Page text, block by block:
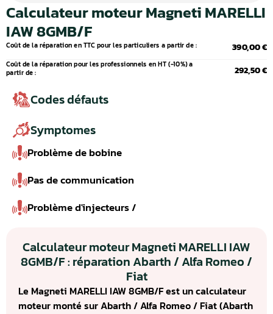
Calculateur moteur Magneti MARELLI
IAW 8GMB/F
Coût de la réparation en TTC pour les particuliers a partir de : 390,00 €
Coût de la réparation pour les professionnels en HT (-10%) a
partir de :
292,50 €
Codes défauts
Symptomes
Problème de bobine
Pas de communication
Problème d'injecteurs /
Calculateur moteur Magneti MARELLI IAW
8GMB/F : réparation Abarth / Alfa Romeo /
Fiat
Le Magneti MARELLI IAW 8GMB/F est un calculateur
moteur monté sur Abarth / Alfa Romeo / Fiat (Abarth